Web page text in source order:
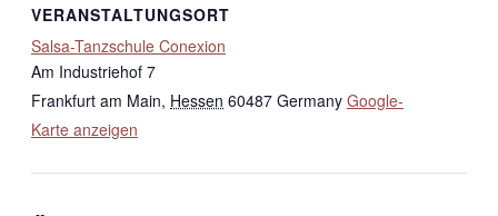
VERANSTALTUNGSORT
Salsa-Tanzschule Conexion
Am Industriehof 7
Frankfurt am Main, Hessen 60487 Germany Google-
Karte anzeigen